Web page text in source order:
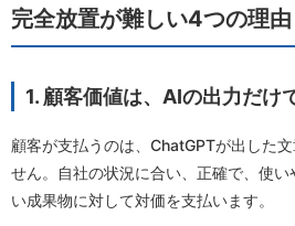
完全放置が難しい4つの理由
1. 顧客価値は、AIの出力だけ
顧客が支払うのは、ChatGPTが出した
せん。自社の状況に合い、正確で、使
い成果物に対して対価を支払います。